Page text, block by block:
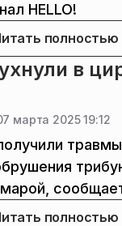
HELLO!
полностью
в
марта 2025 19:12
травмы
полностью